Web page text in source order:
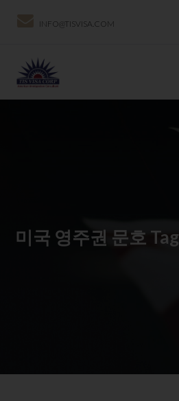
INFO@TISVISA.COM
미국 영주권 문호 Tag